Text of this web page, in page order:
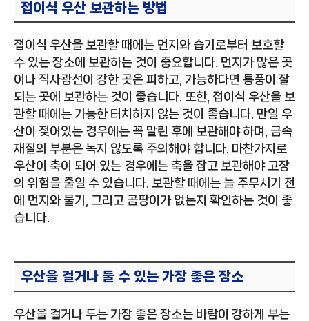
접이식 우산 보관하는 방법
접이식 우산을 보관할 때에는 먼지와 습기로부터 보호할
수 있는 장소에 보관하는 것이 중요합니다. 먼지가 많은 곳
이나 직사광선이 강한 곳은 피하고, 가능하다면 통풍이 잘
되는 곳에 보관하는 것이 좋습니다. 또한, 접이식 우산을 보
관할 때에는 가능한 터치하지 않는 것이 좋습니다. 만일 우
산이 젖어있는 경우에는 꼭 말린 후에 보관해야 하며, 금속
재질의 부분은 녹지 않도록 주의해야 합니다. 마찬가지로
우산이 축이 되어 있는 경우에는 축을 잡고 보관해야 고장
의 위험을 줄일 수 있습니다. 보관할 때에는 늘 주무시기 전
에 먼지와 물기, 그리고 곰팡이가 없는지 확인하는 것이 좋
습니다.
우산을 걸거나 둘 수 있는 가장 좋은 장소
우산을 걸거나 두는 가장 좋은 장소는 바람이 강하게 부는